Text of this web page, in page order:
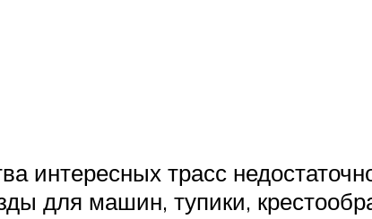
интересных трасс
для машин, тупики,